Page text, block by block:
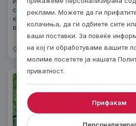
село Долна Белица. Ноќевај во удобна
користи го спа центар и уживај во
внатрешен, лете
Македонски Брод 1 ден
реклами. Можете да ги
колачиња, да ги одбиете сите
ваши поставки. За повеќе
на кој ги обработуваме вашите
молиме посетете ја нашата
приватност.
Прифаќам